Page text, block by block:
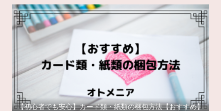
【初心者でも安心】カード類・紙類の梱包方法【おすすめ】